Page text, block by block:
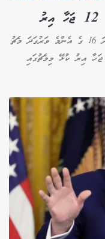
މިހާރު ކުރިއަށްދާ ވޯލްޑްކަޕް ފުޓްބޯޅަ މުބާރާތުގެ ގަދަ 16 ގެ އެންމެ ވަރުގަދަ މެޗު
މިރޭ ކުޅޭނެއެވެ. މިރޭ ރާއްޖޭ ގަޑިން ދަންވަރު 12 ޖަހާ އިރު ކުޅޭ މިމެޗުގައި